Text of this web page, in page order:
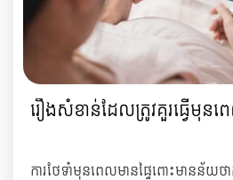
រឿងសំខាន់ដែលត្រូវគួរធ្វើមុនព
ការថែទាំមុនពេលមានផ្ទៃពោះមានន័យថា